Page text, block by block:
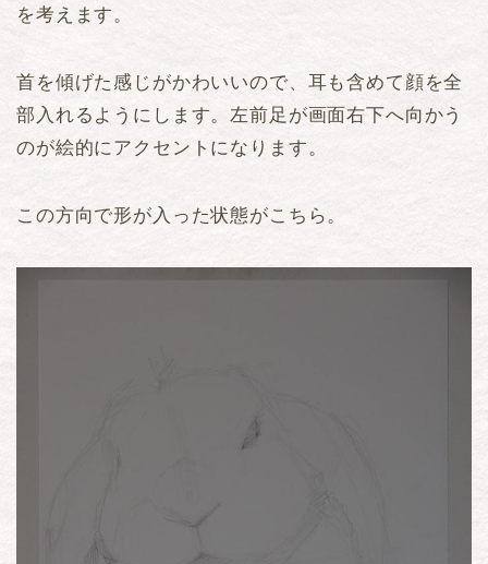
を考えます。
首を傾げた感じがかわいいので、耳も含めて顔を全
部入れるようにします。左前足が画面右下へ向かう
のが絵的にアクセントになります。
この方向で形が入った状態がこちら。